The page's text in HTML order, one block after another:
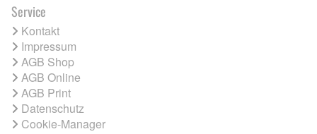
Service
Kontakt
Impressum
AGB Shop
AGB Online
AGB Print
Datenschutz
Cookie-Manager